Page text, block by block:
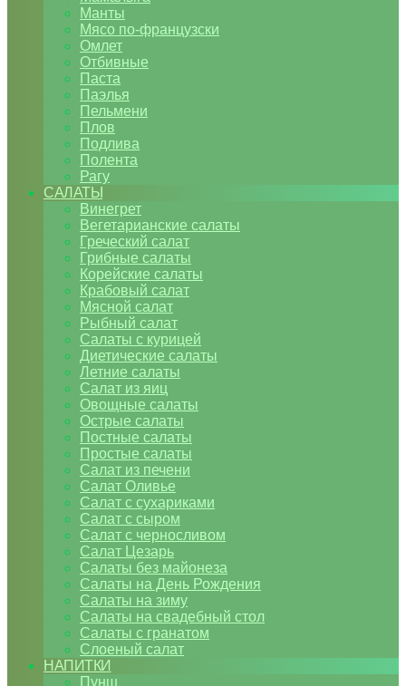
Манты
Мясо по-французски
Омлет
Отбивные
Паста
Паэлья
Пельмени
Плов
Подлива
Полента
Рагу
САЛАТЫ
Винегрет
Вегетарианские салаты
Греческий салат
Грибные салаты
Корейские салаты
Крабовый салат
Мясной салат
Рыбный салат
Салаты с курицей
Диетические салаты
Летние салаты
Салат из яиц
Овощные салаты
Острые салаты
Постные салаты
Простые салаты
Салат из печени
Салат Оливье
Салат с сухариками
Салат с сыром
Салат с черносливом
Салат Цезарь
Салаты без майонеза
Салаты на День Рождения
Салаты на зиму
Салаты на свадебный стол
Салаты с гранатом
Слоеный салат
НАПИТКИ
Пунш